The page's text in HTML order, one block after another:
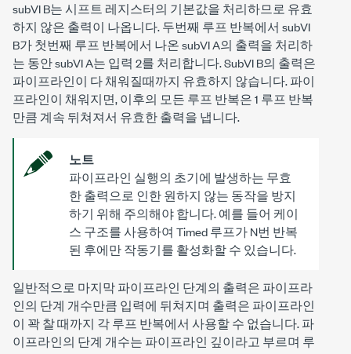
subVI B는 시프트 레지스터의 기본값을 처리하므로 유효
하지 않은 출력이 나옵니다. 두번째 루프 반복에서 subVI
B가 첫번째 루프 반복에서 나온 subVI A의 출력을 처리하
는 동안 subVI A는 입력 2를 처리합니다. SubVI B의 출력은
파이프라인이 다 채워질때까지 유효하지 않습니다. 파이
프라인이 채워지면, 이후의 모든 루프 반복은 1 루프 반복
만큼 계속 뒤쳐져서 유효한 출력을 냅니다.
노트
파이프라인 실행의 초기에 발생하는 무효
한 출력으로 인한 원하지 않는 동작을 방지
하기 위해 주의해야 합니다. 예를 들어 케이
스 구조를 사용하여 Timed 루프가N번 반복
된 후에만 작동기를 활성화할 수 있습니다.
일반적으로 마지막 파이프라인 단계의 출력은 파이프라
인의 단계 개수만큼 입력에 뒤쳐지며 출력은 파이프라인
이 꽉 찰 때까지 각 루프 반복에서 사용할 수 없습니다. 파
이프라인의 단계 개수는 파이프라인 깊이라고 부르며 루